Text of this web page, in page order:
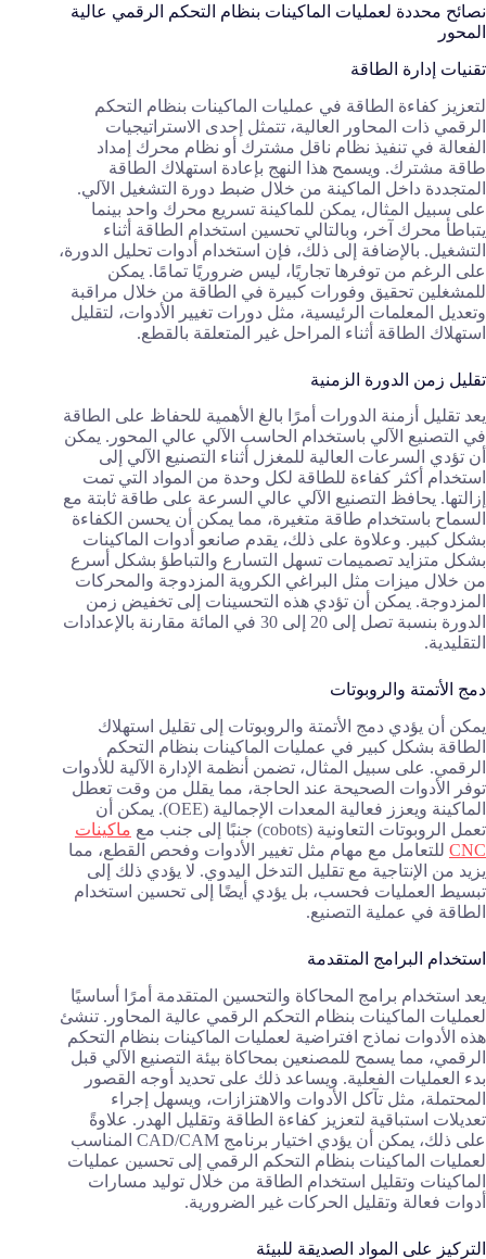
نصائح محددة لعمليات الماكينات بنظام التحكم الرقمي عالية
المحور
تقنيات إدارة الطاقة
لتعزيز كفاءة الطاقة في عمليات الماكينات بنظام التحكم
الرقمي ذات المحاور العالية، تتمثل إحدى الاستراتيجيات
الفعالة في تنفيذ نظام ناقل مشترك أو نظام محرك إمداد
طاقة مشترك. ويسمح هذا النهج بإعادة استهلاك الطاقة
المتجددة داخل الماكينة من خلال ضبط دورة التشغيل الآلي.
على سبيل المثال، يمكن للماكينة تسريع محرك واحد بينما
يتباطأ محرك آخر، وبالتالي تحسين استخدام الطاقة أثناء
التشغيل. بالإضافة إلى ذلك، فإن استخدام أدوات تحليل الدورة،
على الرغم من توفرها تجاريًا، ليس ضروريًا تمامًا. يمكن
للمشغلين تحقيق وفورات كبيرة في الطاقة من خلال مراقبة
وتعديل المعلمات الرئيسية، مثل دورات تغيير الأدوات، لتقليل
استهلاك الطاقة أثناء المراحل غير المتعلقة بالقطع.
تقليل زمن الدورة الزمنية
يعد تقليل أزمنة الدورات أمرًا بالغ الأهمية للحفاظ على الطاقة
في التصنيع الآلي باستخدام الحاسب الآلي عالي المحور. يمكن
أن تؤدي السرعات العالية للمغزل أثناء التصنيع الآلي إلى
استخدام أكثر كفاءة للطاقة لكل وحدة من المواد التي تمت
إزالتها. يحافظ التصنيع الآلي عالي السرعة على طاقة ثابتة مع
السماح باستخدام طاقة متغيرة، مما يمكن أن يحسن الكفاءة
بشكل كبير. وعلاوة على ذلك، يقدم صانعو أدوات الماكينات
بشكل متزايد تصميمات تسهل التسارع والتباطؤ بشكل أسرع
من خلال ميزات مثل البراغي الكروية المزدوجة والمحركات
المزدوجة. يمكن أن تؤدي هذه التحسينات إلى تخفيض زمن
الدورة بنسبة تصل إلى 20 إلى 30 في المائة مقارنة بالإعدادات
التقليدية.
دمج الأتمتة والروبوتات
يمكن أن يؤدي دمج الأتمتة والروبوتات إلى تقليل استهلاك
الطاقة بشكل كبير في عمليات الماكينات بنظام التحكم
الرقمي. على سبيل المثال، تضمن أنظمة الإدارة الآلية للأدوات
توفر الأدوات الصحيحة عند الحاجة، مما يقلل من وقت تعطل
الماكينة ويعزز فعالية المعدات الإجمالية (OEE). يمكن أن
تعمل الروبوتات التعاونية (cobots) جنبًا إلى جنب مع
ماكينات
CNC للتعامل مع مهام مثل تغيير الأدوات وفحص القطع، مما
يزيد من الإنتاجية مع تقليل التدخل اليدوي. لا يؤدي ذلك إلى
تبسيط العمليات فحسب، بل يؤدي أيضًا إلى تحسين استخدام
الطاقة في عملية التصنيع.
استخدام البرامج المتقدمة
يعد استخدام برامج المحاكاة والتحسين المتقدمة أمرًا أساسيًا
لعمليات الماكينات بنظام التحكم الرقمي عالية المحاور. تنشئ
هذه الأدوات نماذج افتراضية لعمليات الماكينات بنظام التحكم
الرقمي، مما يسمح للمصنعين بمحاكاة بيئة التصنيع الآلي قبل
بدء العمليات الفعلية. ويساعد ذلك على تحديد أوجه القصور
المحتملة، مثل تآكل الأدوات والاهتزازات، ويسهل إجراء
تعديلات استباقية لتعزيز كفاءة الطاقة وتقليل الهدر. علاوةً
على ذلك، يمكن أن يؤدي اختيار برنامج CAD/CAM المناسب
لعمليات الماكينات بنظام التحكم الرقمي إلى تحسين عمليات
الماكينات وتقليل استخدام الطاقة من خلال توليد مسارات
أدوات فعالة وتقليل الحركات غير الضرورية.
التركيز على المواد الصديقة للبيئة